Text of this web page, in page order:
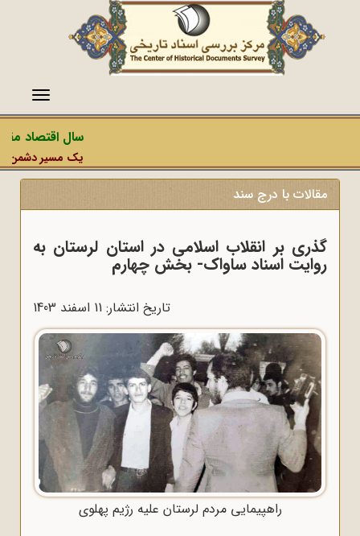
منو
سال اقتصاد
یک مسیر دشمن،
مقالات با درج سند
گذری بر انقلاب اسلامی در استان لرستان به
روایت اسناد ساواک- بخش چهارم
تاریخ انتشار: 11 اسفند 1403
راهپیمایی مردم لرستان علیه رژیم پهلوی